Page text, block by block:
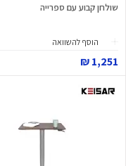
שולחן קבוע עם ספרייה
הוסף להשוואה
1,251 ₪